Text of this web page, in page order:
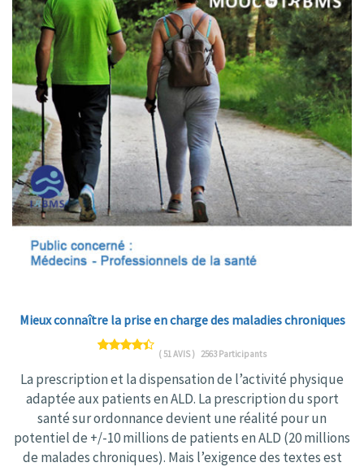
Mieux connaître la prise en charge des maladies chroniques
( 51 AVIS ) 2563 Participants
La prescription et la dispensation de l’activité physique
adaptée aux patients en ALD. La prescription du sport
santé sur ordonnance devient une réalité pour un
potentiel de +/-10 millions de patients en ALD (20 millions
de malades chroniques). Mais l’exigence des textes est